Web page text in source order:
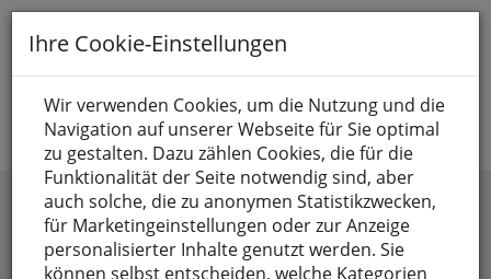
Toggle
Suche nach
Jetzt anmelden
Außenpollerleuchten
Ihre Cookie-Einstellungen
Wir verwenden Cookies, um die Nutzung und die
Navigation auf unserer Webseite für Sie optimal
zu gestalten. Dazu zählen Cookies, die für die
Funktionalität der Seite notwendig sind, aber
auch solche, die zu anonymen Statistikzwecken,
für Marketingeinstellungen oder zur Anzeige
personalisierter Inhalte genutzt werden. Sie
können selbst entscheiden, welche Kategorien